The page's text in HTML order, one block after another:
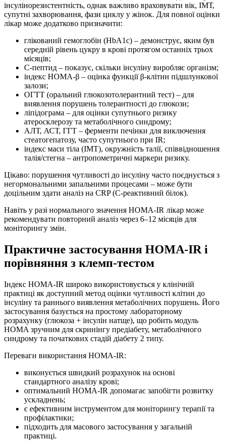
інсулінорезистентність, однак важливо враховувати вік, ІМТ,
супутні захворювання, фази циклу у жінок. Для повної оцінки
лікар може додатково призначити:
глікований гемоглобін (HbA1c) – демонструє, яким був
середній рівень цукру в крові протягом останніх трьох
місяців;
С-пептид – показує, скільки інсуліну виробляє організм;
індекс HOMA‑β – оцінка функції β-клітин підшлункової
залози;
ОГТТ (оральний глюкозотолерантний тест) – для
виявлення порушень толерантності до глюкози;
ліпідограма – для оцінки супутнього ризику
атеросклерозу та метаболічного синдрому;
АЛТ, АСТ, ГГТ – ферменти печінки для виключення
стеатогепатозу, часто супутнього при IR;
індекс маси тіла (ІМТ), окружність талії, співвідношення
талія/стегна – антропометричні маркери ризику.
Цікаво: порушення чутливості до інсуліну часто поєднується з
негормональними запальними процесами – може бути
доцільним здати аналіз на CRP (С-реактивний білок).
Навіть у разі нормального значення HOMA‑IR лікар може
рекомендувати повторний аналіз через 6–12 місяців для
моніторингу змін.
Практичне застосування HOMA‑IR і
порівняння з клемп‑тестом
Індекс HOMA‑IR широко використовується у клінічній
практиці як доступний метод оцінки чутливості клітин до
інсуліну та раннього виявлення метаболічних порушень. Його
застосування базується на простому лабораторному
розрахунку (глюкоза + інсулін натще), що робить модуль
HOMA зручним для скринінгу предіабету, метаболічного
синдрому та початкових стадій діабету 2 типу.
Переваги використання HOMA‑IR:
виконується швидкий розрахунок на основі
стандартного аналізу крові;
оптимальний HOMA‑IR допомагає запобігти розвитку
ускладнень;
є ефективним інструментом для моніторингу терапії та
профілактики;
підходить для масового застосування у загальній
практиці.